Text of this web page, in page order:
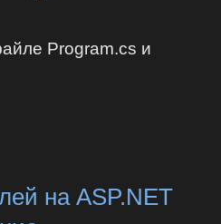
Program.cs и
на ASP.NET